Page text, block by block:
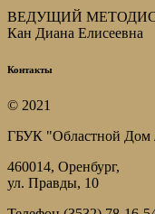
ВЕДУЩИЙ
Кан Диана Елисеевна
Контакты
© 2021
ГБУК "Областной Дом
460014, Оренбург,
ул. Правды, 10